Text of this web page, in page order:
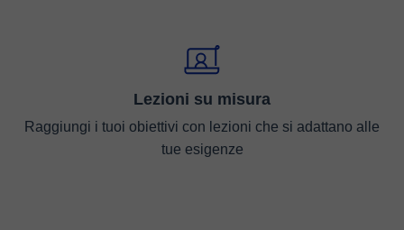
Lezioni su misura
Raggiungi i tuoi obiettivi con lezioni che si adattano alle
tue esigenze